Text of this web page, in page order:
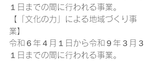
１日までの間に行われる事業。
【「文化の力」による地域づくり事
業】
令和６年４月１日から令和９年３月３
１日までの間に行われる事業。